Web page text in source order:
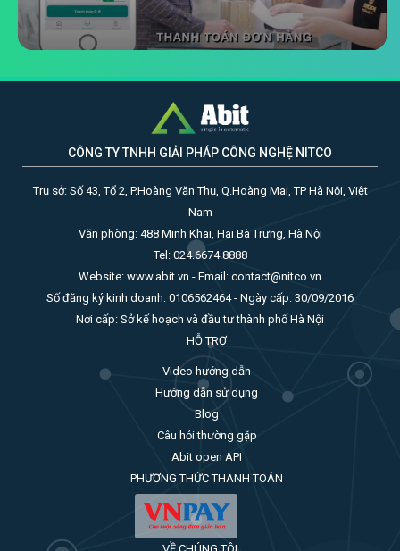
CÔNG TY TNHH GIẢI PHÁP CÔNG NGHỆ NITCO
Trụ sở: Số 43, Tổ 2, P.Hoàng Văn Thụ, Q.Hoàng Mai, TP Hà Nội, Việt
Nam
Văn phòng: 488 Minh Khai, Hai Bà Trưng, Hà Nội
Tel: 024.6674.8888
Website: www.abit.vn - Email: contact@nitco.vn
Số đăng ký kinh doanh: 0106562464 - Ngày cấp: 30/09/2016
Nơi cấp: Sở kế hoạch và đầu tư thành phố Hà Nội
HỖ TRỢ
Video hướng dẫn
Hướng dẫn sử dụng
Blog
Câu hỏi thường gặp
Abit open API
PHƯƠNG THỨC THANH TOÁN